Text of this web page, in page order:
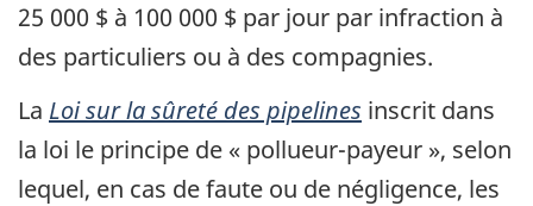
25 000 $ à 100 000 $ par jour par infraction à
des particuliers ou à des compagnies.
La Loi sur la sûreté des pipelines inscrit dans
la loi le principe de « pollueur-payeur », selon
lequel, en cas de faute ou de négligence, les